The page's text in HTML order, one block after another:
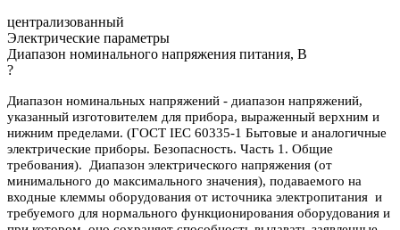
централизованный
Электрические параметры
Диапазон номинального напряжения питания, В
?
Диапазон номинальных напряжений - диапазон напряжений,
указанный изготовителем для прибора, выраженный верхним и
нижним пределами. (ГОСТ IEC 60335-1 Бытовые и аналогичные
электрические приборы. Безопасность. Часть 1. Общие
требования). Диапазон электрического напряжения (от
минимального до максимального значения), подаваемого на
входные клеммы оборудования от источника электропитания и
требуемого для нормального функционирования оборудования и